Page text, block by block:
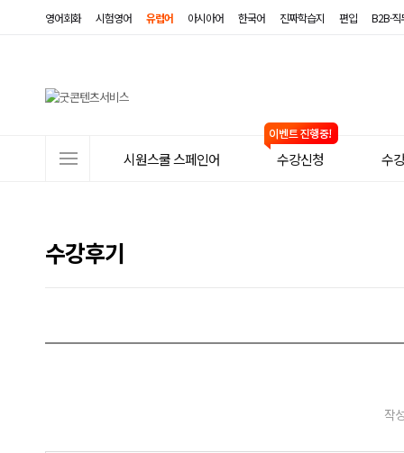
영어회화 시험영어 유럽어 아시아어 한국어 진짜학습지 편입 B2B·
뉴
시원스쿨 스페인어 수강신청 수
수강후기
작